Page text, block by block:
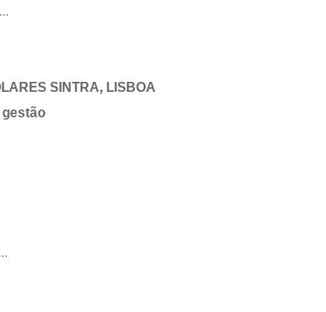
...
SINTRA, LISBOA
...